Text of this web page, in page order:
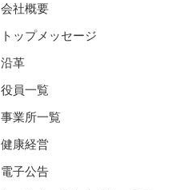
会社概要
トップメッセージ
沿革
役員一覧
事業所一覧
健康経営
電子公告